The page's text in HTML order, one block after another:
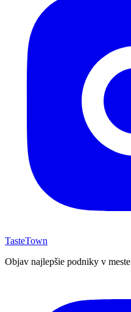
TasteTown
Objav najlepšie podniky v meste